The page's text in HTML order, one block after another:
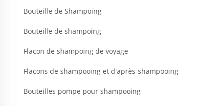
Bouteille de Shampoing
Bouteille de shampoing
Flacon de shampoing de voyage
Flacons de shampooing et d'après-shampooing
Bouteilles pompe pour shampooing